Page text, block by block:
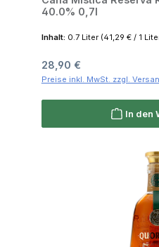
40.0% 0,7l
Inhalt: 0.7 Liter (41,29 € / 1
Regulärer Preis:
28,90 €
Preise inkl. MwSt. zzgl.
In den